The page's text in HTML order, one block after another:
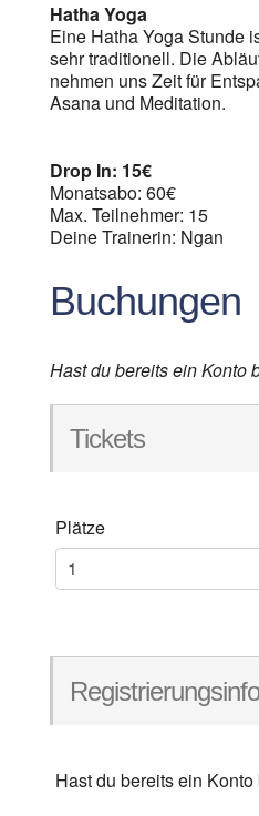
Hatha Yoga
Eine Hatha Yoga Stunde
sehr traditionell. Die
nehmen uns Zeit für
Asana und Meditation.
Drop In: 15€
Monatsabo: 60€
Max. Teilnehmer: 15
Deine Trainerin: Ngan
Buchungen
Hast du bereits ein Konto
Tickets
Plätze
Hast du bereits ein Konto